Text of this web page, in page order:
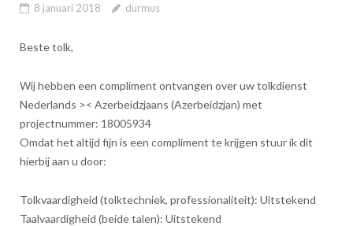
8 januari 2018 durmus
Beste tolk,
Wij hebben een compliment ontvangen over uw tolkdienst
Nederlands >< Azerbeidzjaans (Azerbeidzjan) met
projectnummer: 18005934
Omdat het altijd fijn is een compliment te krijgen stuur ik dit
hierbij aan u door:
Tolkvaardigheid (tolktechniek, professionaliteit): Uitstekend
Taalvaardigheid (beide talen): Uitstekend